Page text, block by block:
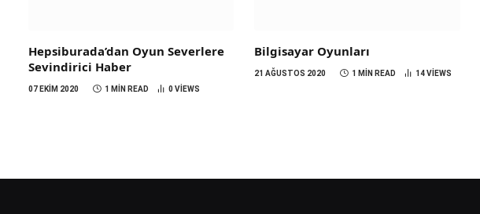
Hepsiburada’dan Oyun Severlere
Sevindirici Haber
07 EKIM 2020 1 MIN READ 0 VIEWS
Bilgisayar Oyunları
21 AĞUSTOS 2020 1 MIN READ 14VIEWS